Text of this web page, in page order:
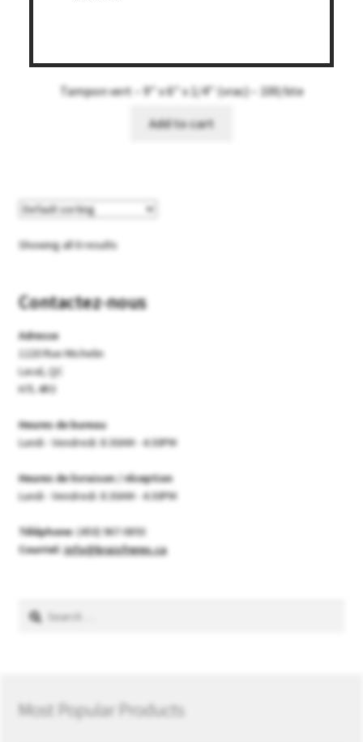
Tampon vert – 9’’ x 6’’ x 1/4’’ (vrac) – 100/bte
Add to cart
Showing all 6 results
Contactez-nous
Adresse
1220 Rue Michelin
Laval, QC
H7L 4R3
Heures de bureau
Lundi - Vendredi: 8:30AM - 4:30PM
Heures de livraison / réception
Lundi - Vendredi: 8:30AM - 4:30PM
Téléphone:(450) 967-0893
Courriel:info@braisfreres.ca
Search
for:
Most Popular Products